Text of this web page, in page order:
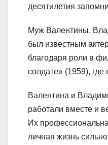
десятилетия
Муж Валентины,
был известным
благодаря роли в
солдате» (1959),
Валентина и
работали вместе и
Их
личная жизнь